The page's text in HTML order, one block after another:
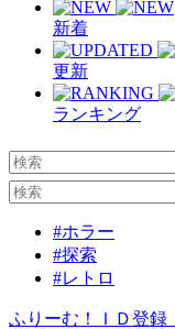
新着
更新
ランキング
#ホラー
#探索
#レトロ
ふりーむ！ＩＤ登録